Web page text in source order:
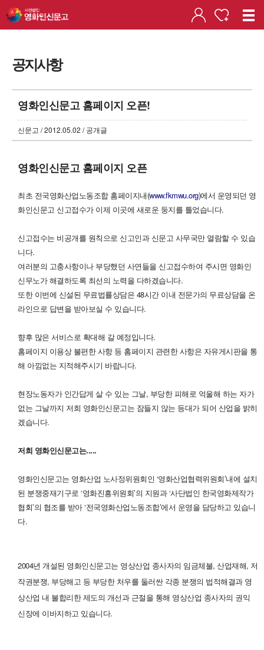
공지사항
영화인신문고 홈페이지 오픈!
신문고 / 2012.05.02 / 공개글
영화인신문고 홈페이지 오픈
최초 전국영화산업노동조합 홈페이지내(www.fkmwu.org)에서 운영되던 영
화인신문고 신고접수가 이제 이곳에 새로운 둥지를 틀었습니다.
신고접수는 비공개를 원칙으로 신고인과 신문고 사무국만 열람할 수 있습
니다.
여러분의 고충사항이나 부당했던 사연들을 신고접수하여 주시면 영화인
신무노가 해결하도록 최선의 노력을 다하겠습니다.
또한 이번에 신설된 무료법률상담은 48시간 이내 전문가의 무료상담을 온
라인으로 답변을 받아보실 수 있습니다.
향후 많은 서비스로 확대해 갈 예정입니다.
홈페이지 이용상 불편한 사항 등 홈페이지 관련한 사항은 자유게시판을 통
해 아낌없는 지적해주시기 바랍니다.
현장노동자가 인간답게 살 수 있는 그날, 부당한 피해로 억울해 하는 자가
없는 그날까지 저희 영화인신문고는 잠들지 않는 등대가 되어 산업을 밝히
겠습니다.
저희 영화인신문고는.....
영화인신문고는 영화산업 노사정위원회인 ‘영화산업협력위원회’내에 설치
된 분쟁중재기구로 ‘영화진흥위원회’의 지원과 ‘사단법인 한국영화제작가
협회’의 협조를 받아 ‘전국영화산업노동조합’에서 운영을 담당하고 있습니
다.
2004년 개설된 영화인신문고는 영상산업 종사자의 임금체불, 산업재해, 저
작권분쟁, 부당해고 등 부당한 처우를 둘러싼 각종 분쟁의 법적해결과 영
상산업 내 불합리한 제도의 개선과 근절을 통해 영상산업 종사자의 권익
신장에 이바지하고 있습니다.